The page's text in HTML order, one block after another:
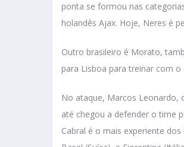
ponta se formou nas
holandês Ajax. Hoje, Neres é
Outro brasileiro é Morato,
para Lisboa para treinar com
No ataque, Marcos Leonardo,
até chegou a defender o time
Cabral é o mais experiente